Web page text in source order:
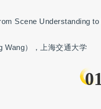
Scene Understanding to
Wang），上海交通大学